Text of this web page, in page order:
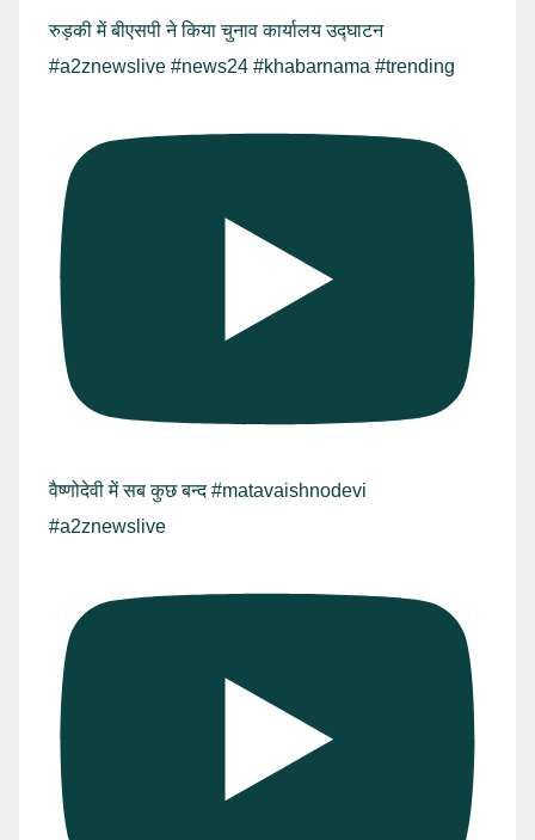
रुड़की में बीएसपी ने किया चुनाव कार्यालय उद्घाटन
#a2znewslive #news24 #khabarnama #trending
वैष्णोदेवी में सब कुछ बन्द #matavaishnodevi
#a2znewslive